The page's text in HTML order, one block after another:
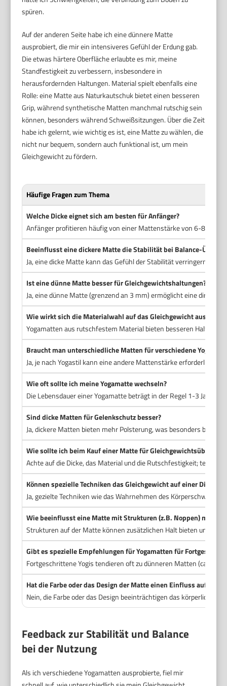
spüren.
Auf der anderen Seite habe ich eine dünnere Matte
ausprobiert, die mir ein intensiveres Gefühl der Erdung gab.
Die etwas härtere Oberfläche erlaubte es mir, meine
Standfestigkeit zu verbessern, insbesondere in
herausfordernden Haltungen. Material spielt ebenfalls eine
Rolle: eine Matte aus Naturkautschuk bietet einen besseren
Grip, während synthetische Matten manchmal rutschig sein
können, besonders während Schweißsitzungen. Über die Zeit
habe ich gelernt, wie wichtig es ist, eine Matte zu wählen, die
nicht nur bequem, sondern auch funktional ist, um mein
Gleichgewicht zu fördern.
Häufige Fragen zum Thema
Welche Dicke eignet sich am besten für Anfänger?
Anfänger profitieren häufig von einer Mattenstärke von 6-8 mm,
Beeinflusst eine dickere Matte die Stabilität bei Balance-
Ja, eine dicke Matte kann das Gefühl der Stabilität verringern, da
Ist eine dünne Matte besser für Gleichgewichtshaltungen?
Ja, eine dünne Matte (grenzend an 3 mm) ermöglicht eine
Wie wirkt sich die Materialwahl auf das Gleichgewicht aus?
Yogamatten aus rutschfestem Material bieten besseren Halt,
Braucht man unterschiedliche Matten für verschiedene
Ja, je nach Yogastil kann eine andere Mattenstärke erforderlich
Wie oft sollte ich meine Yogamatte wechseln?
Die Lebensdauer einer Yogamatte beträgt in der Regel 1-3 Jahre,
Sind dicke Matten für Gelenkschutz besser?
Ja, dickere Matten bieten mehr Polsterung, was besonders bei
Wie sollte ich beim Kauf einer Matte für Gleichgewichtsübungen
Achte auf die Dicke, das Material und die Rutschfestigkeit; teste
Können spezielle Techniken das Gleichgewicht auf einer Dicke
Ja, gezielte Techniken wie das Wahrnehmen des
Wie beeinflusst eine Matte mit Strukturen (z.B. Noppen) mein
Strukturen auf der Matte können zusätzlichen Halt bieten und
Gibt es spezielle Empfehlungen für Yogamatten für
Fortgeschrittene Yogis tendieren oft zu dünneren Matten (ca. 4-5
Hat die Farbe oder das Design der Matte einen Einfluss auf das
Nein, die Farbe oder das Design beeinträchtigen das körperliche
Feedback zur Stabilität und Balance
bei der Nutzung
Als ich verschiedene Yogamatten ausprobierte, fiel mir